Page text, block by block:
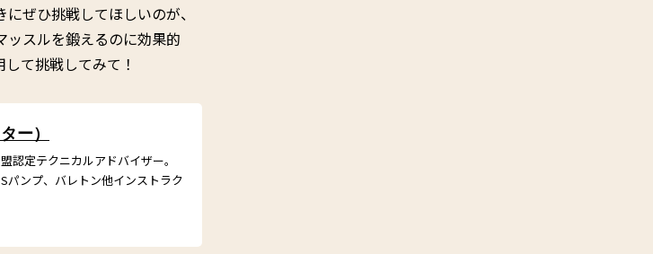
ぜひ挑戦してほしいのが、
スルを鍛えるのに効果的
て挑戦してみて！
ー）
認定テクニカルアドバイザー。
パンプ、バレトン他インストラク